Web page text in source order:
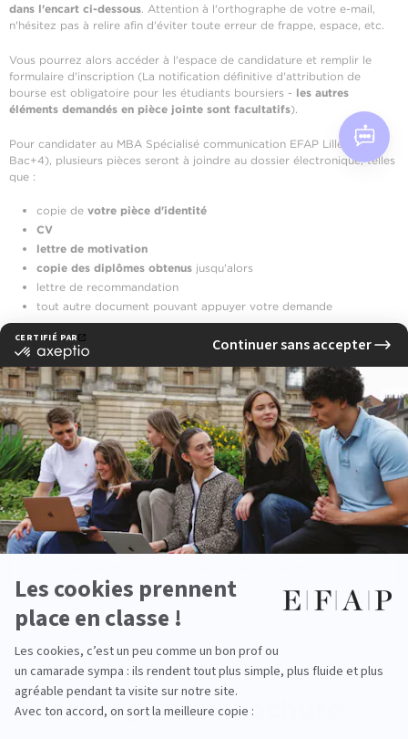
dans l'encart ci-dessous. Attention à l'orthographe de votre e-mail,
n'hésitez pas à relire afin d'éviter toute erreur de frappe, espace, etc.
Vous pourrez alors accéder à l'espace de candidature et remplir le
formulaire d'inscription (La notification définitive d'attribution de
bourse est obligatoire pour les étudiants boursiers - les autres
éléments demandés en pièce jointe sont facultatifs).
Pour candidater au MBA Spécialisé communication EFAP Lille (niveau
Bac+4), plusieurs pièces seront à joindre au dossier électronique, telles
que :
copie de votre pièce d'identité
CV
lettre de motivation
copie des diplômes obtenus jusqu'alors
lettre de recommandation
tout autre document pouvant appuyer votre demande
Pour ceux qui ne disposent pas de scan, une photographie de vos
documents sera acceptée dans votre dossier électronique.
Le paiementpour le parcours classiques'effectue directement en ligne
par carte bancaire. En cas de non-présentation ou de désistement
signalé à moins de 7 jours avant la dated'entretien, il ne sera procédé
à aucun remboursement.
CANDIDATER EN LIGNE - PARCOURS CLASSIQUE
Téléchargezla brochure